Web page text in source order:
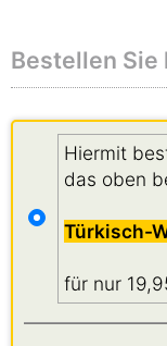
Bestellen Sie
Hiermit
das oben
Türkisch-
für nur